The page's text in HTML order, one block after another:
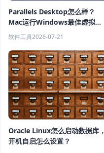
Parallels Desktop怎么样？
Mac运行Windows最佳虚拟机
软件推荐
软件工具2026-07-21
Oracle Linux怎么启动数据库，
开机自启怎么设置？